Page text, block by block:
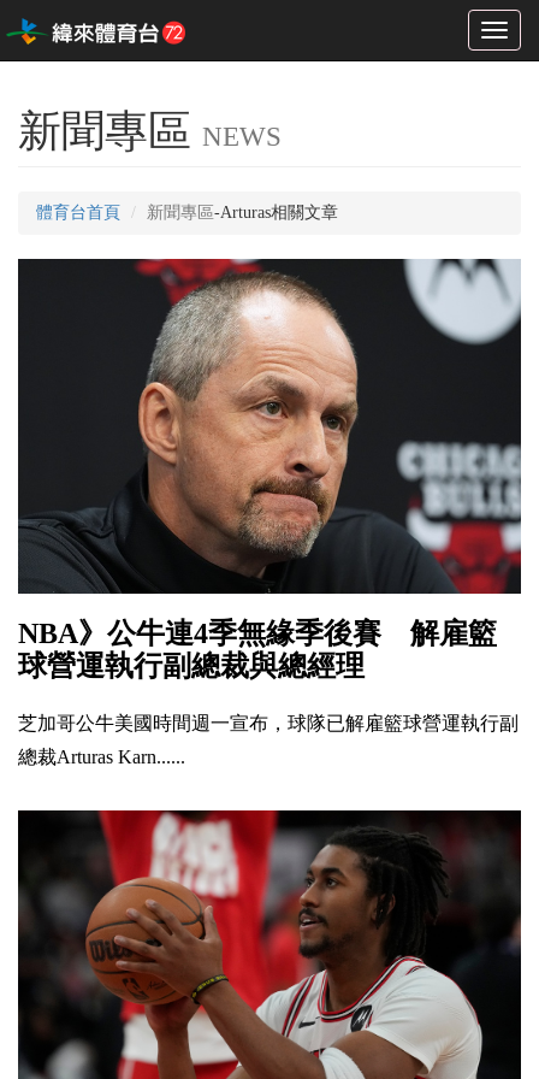
Toggle
新聞專區 NEWS
體育台首頁 新聞專區-Arturas相關文章
NBA》公牛連4季無緣季後賽 解雇籃
球營運執行副總裁與總經理
芝加哥公牛美國時間週一宣布，球隊已解雇籃球營運執行副
總裁Arturas Karn......